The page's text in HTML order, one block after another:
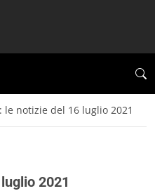
le notizie del 16 luglio 2021
2021